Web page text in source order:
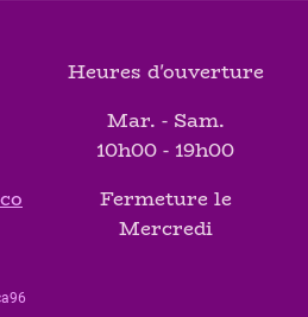
Heures d'ouverture
Mar. - Sam.
10h00 - 19h00
Fermeture le
Mercredi